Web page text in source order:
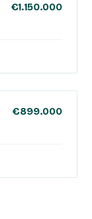
€1.150.000
€899.000